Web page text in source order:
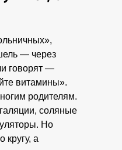
— через
говорят —
витамины».
родителям.
соляные
Но
кругу, а